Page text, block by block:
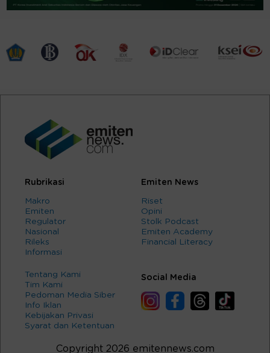
Rubrikasi
Makro
Emiten
Regulator
Nasional
Rileks
Informasi
Emiten News
Riset
Opini
Stolk Podcast
Emiten Academy
Financial Literacy
Tentang Kami
Tim Kami
Pedoman Media Siber
Info Iklan
Kebijakan Privasi
Syarat dan Ketentuan
Social Media
Copyright 2026 emitennews.com